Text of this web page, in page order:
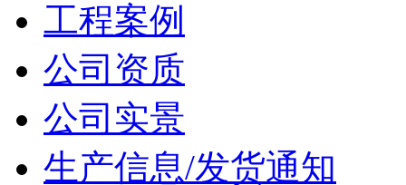
工程案例
公司资质
公司实景
生产信息/发货通知